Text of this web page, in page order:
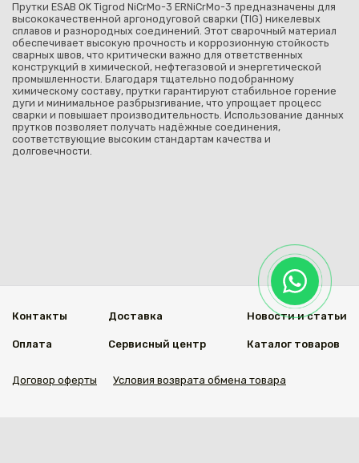
Прутки ESAB OK Tigrod NiCrMo-3 ERNiCrMo-3 предназначены для
высококачественной аргонодуговой сварки (TIG) никелевых
сплавов и разнородных соединений. Этот сварочный материал
обеспечивает высокую прочность и коррозионную стойкость
сварных швов, что критически важно для ответственных
конструкций в химической, нефтегазовой и энергетической
промышленности. Благодаря тщательно подобранному
химическому составу, прутки гарантируют стабильное горение
дуги и минимальное разбрызгивание, что упрощает процесс
сварки и повышает производительность. Использование данных
прутков позволяет получать надёжные соединения,
соответствующие высоким стандартам качества и
долговечности.
Контакты
Оплата
Доставка
Сервисный центр
Новости и статьи
Каталог товаров
Договор оферты Условия возврата обмена товара